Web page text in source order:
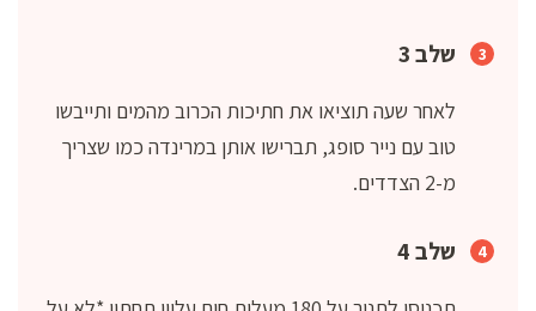
שלב 3
לאחר שעה תוציאו את חתיכות הכרוב מהמים ותייבשו
טוב עם נייר סופג, תברישו אותן במרינדה כמו שצריך
מ-2 הצדדים.
שלב 4